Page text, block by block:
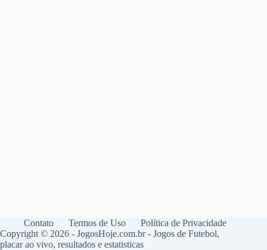
Contato Termos de Uso
Política de Privacidade
Copyright © 2026 - JogosHoje.com.br - Jogos de Futebol,
placar ao vivo, resultados e estatisticas